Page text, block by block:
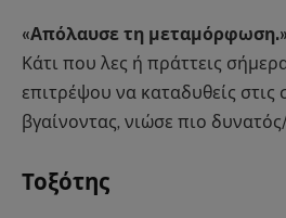
«Απόλαυσε τη μεταμόρφωση.»
Κάτι που λες ή πράττεις
επιτρέψου να καταδυθείς στις
βγαίνοντας, νιώσε πιο
Τοξότης